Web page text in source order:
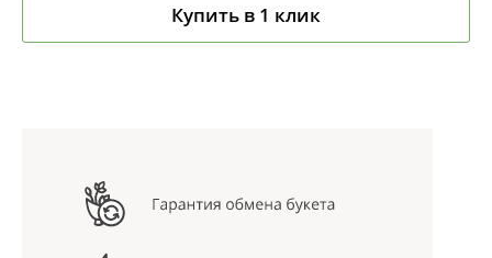
Купить в 1 клик